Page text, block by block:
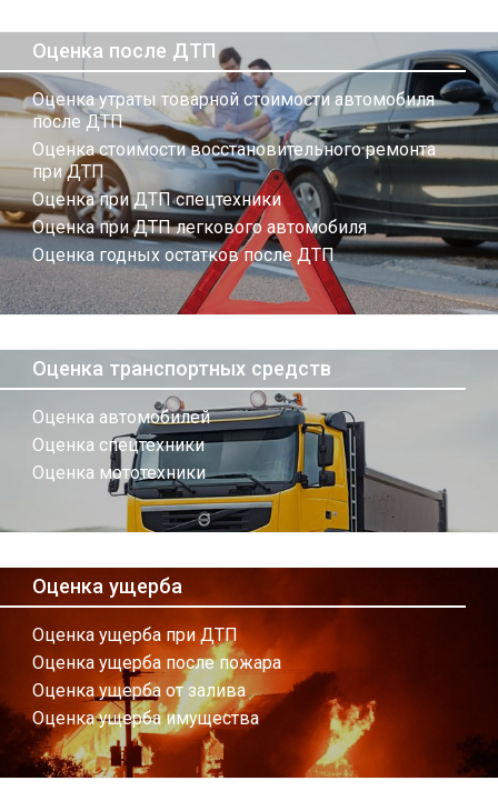
Оценка после ДТП
Оценка утраты товарной стоимости автомобиля
после ДТП
Оценка стоимости восстановительного ремонта
при ДТП
Оценка при ДТП спецтехники
Оценка при ДТП легкового автомобиля
Оценка годных остатков после ДТП
Оценка транспортных средств
Оценка автомобилей
Оценка спецтехники
Оценка мототехники
Оценка ущерба
Оценка ущерба при ДТП
Оценка ущерба после пожара
Оценка ущерба от залива
Оценка ущерба имущества